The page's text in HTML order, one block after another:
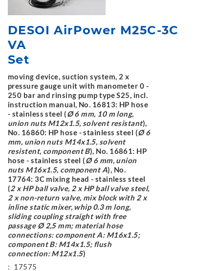
DESOI AirPower M25C-3C
VA
Set
moving device, suction system, 2 x
pressure gauge unit with manometer 0 -
250 bar and rinsing pump type S25, incl.
instruction manual, No. 16813: HP hose
- stainless steel (Ø 6 mm, 10 m long,
union nuts M12x1.5, solvent resistant),
No. 16860: HP hose - stainless steel (Ø 6
mm, union nuts M14x1.5, solvent
resistent, component B), No. 16861: HP
hose - stainless steel (Ø 6 mm, union
nuts M16x1.5, component A), No.
17764: 3C mixing head - stainless steel
(2 x HP ball valve, 2 x HP ball valve steel,
2 x non-return valve, mix block with 2 x
inline static mixer, whip 0.3 m long,
sliding coupling straight with free
passage Ø 2,5 mm; material hose
connections: component A: M16x1.5;
component B: M14x1.5; flush
connection: M12x1.5)
: 17575